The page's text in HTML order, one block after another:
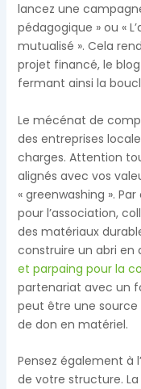
lancez une
pédagogique » ou «
mutualisé ». Cela
projet financé, le
fermant ainsi la
Le mécénat de
des entreprises
charges. Attention
alignés avec vos
« greenwashing ».
pour l’association,
des matériaux
construire un abri en
et parpaing pour la
partenariat avec un
peut être une
de don en matériel.
Pensez également à
de votre structure.